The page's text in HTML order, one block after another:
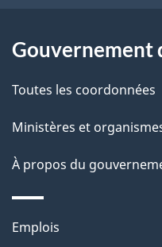
d
e
p
a
site
Gouvernement
Toutes les coordonnées
Ministères et
À propos du
Thèmes
Emplois